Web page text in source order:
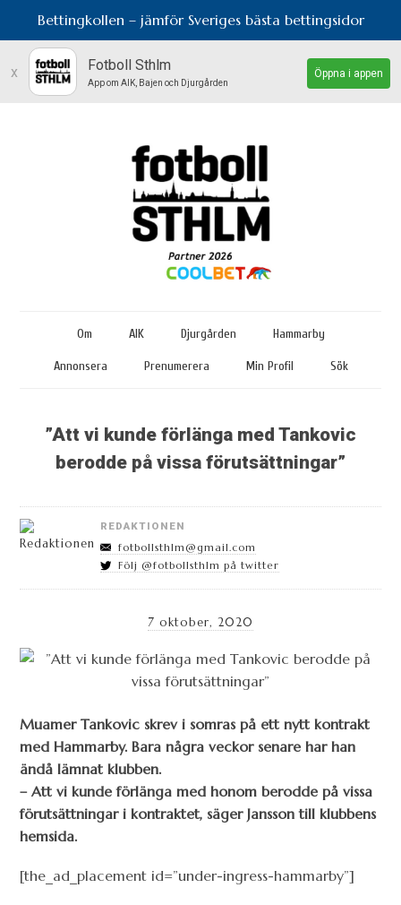
Bettingkollen – jämför Sveriges bästa bettingsidor
x Fotboll Sthlm
App om AIK, Bajen och Djurgården
Öppna i appen
Om AIK Djurgården Hammarby
Annonsera Prenumerera Min Profil Sök
”Att vi kunde förlänga med Tankovic
berodde på vissa förutsättningar”
REDAKTIONEN
fotbollsthlm@gmail.com
Följ @fotbollsthlm på twitter
7 oktober, 2020
Muamer Tankovic skrev i somras på ett nytt kontrakt
med Hammarby. Bara några veckor senare har han
ändå lämnat klubben.
– Att vi kunde förlänga med honom berodde på vissa
förutsättningar i kontraktet, säger Jansson till klubbens
hemsida.
[the_ad_placement id=”under-ingress-hammarby”]